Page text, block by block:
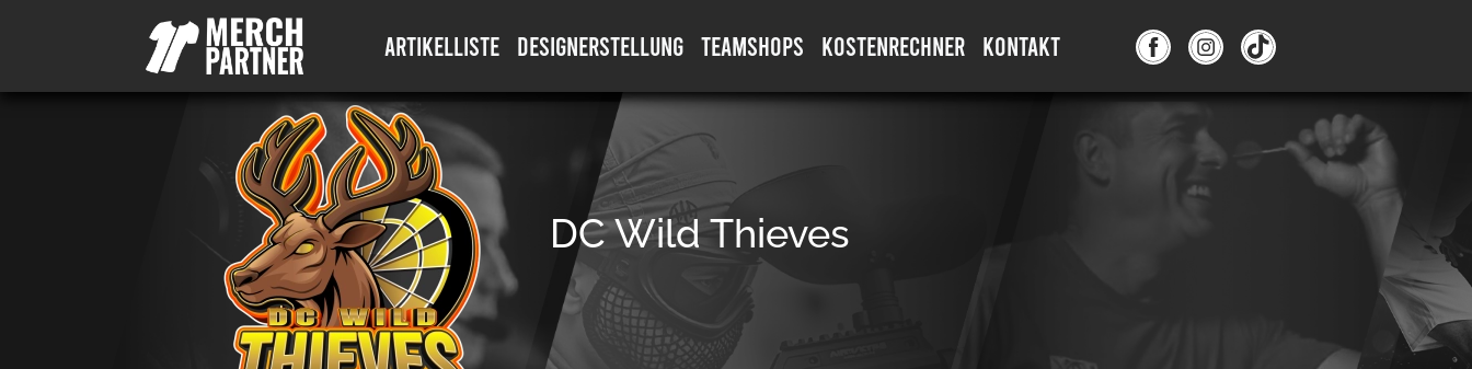
ARTIKELLISTE DESIGNERSTELLUNG TEAMSHOPS KOSTENRECHNER KONTAKT
DC Wild Thieves